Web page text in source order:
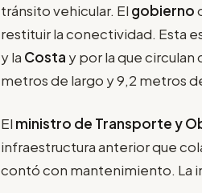
tránsito vehicular. El gobierno
restituir la conectividad. Esta
y la Costa y por la que
metros de largo y 9,2 metros
El ministro de Transporte y
infraestructura anterior que
contó con mantenimiento. La